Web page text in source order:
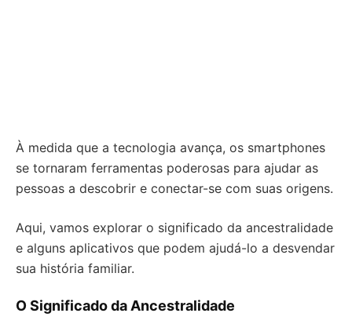
À medida que a tecnologia avança, os smartphones
se tornaram ferramentas poderosas para ajudar as
pessoas a descobrir e conectar-se com suas origens.
Aqui, vamos explorar o significado da ancestralidade
e alguns aplicativos que podem ajudá-lo a desvendar
sua história familiar.
O Significado da Ancestralidade